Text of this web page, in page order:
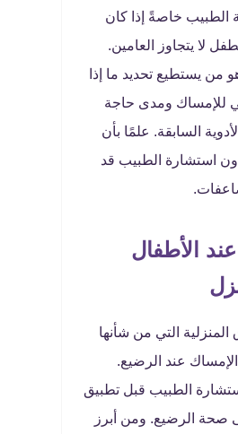
الطبيب خاصةً إذا كان
لا يتجاوز العامين.
من يستطيع تحديد ما إذا
ومدى حاجة
السابقة. علمًا بأن
استشارة الطبيب قد
الأطفال
التي من شأنها
عند الرضيع.
الطبيب قبل تطبيق
الرضيع. ومن أبرز